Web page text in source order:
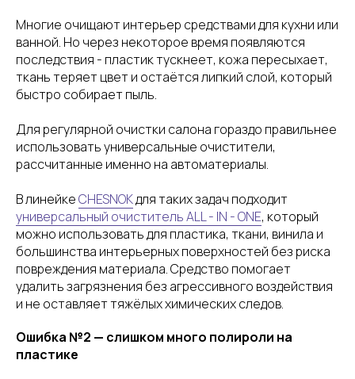
Многие очищают интерьер средствами для кухни или
ванной. Но через некоторое время появляются
последствия - пластик тускнеет, кожа пересыхает,
ткань теряет цвет и остаётся липкий слой, который
быстро собирает пыль.
Для регулярной очистки салона гораздо правильнее
использовать универсальные очистители,
рассчитанные именно на автоматериалы.
В линейкеCHESNOKдля таких задач подходит
универсальный очиститель ALL - IN - ONE, который
можно использовать для пластика, ткани, винила и
большинства интерьерных поверхностей без риска
повреждения материала. Средство помогает
удалить загрязнения без агрессивного воздействия
и не оставляет тяжёлых химических следов.
Ошибка №2 — слишком много полироли на
пластике